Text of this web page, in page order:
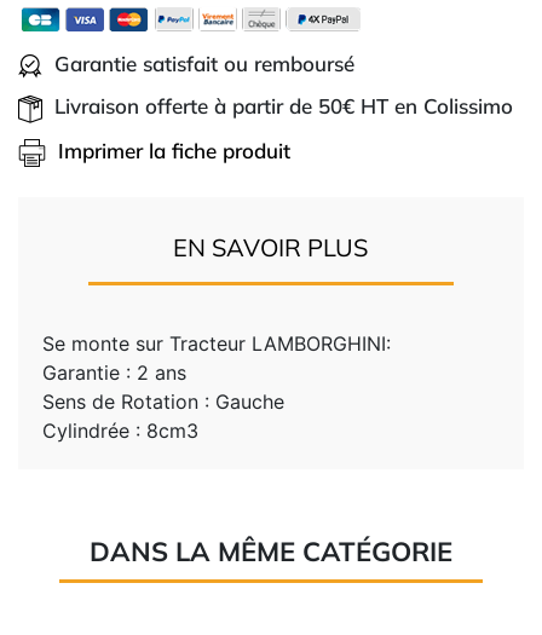
Garantie satisfait ou remboursé
Livraison offerte à partir de 50€ HT en Colissimo
Imprimer la fiche produit
EN SAVOIR PLUS
Se monte sur Tracteur LAMBORGHINI:
Garantie : 2 ans
Sens de Rotation : Gauche
Cylindrée : 8cm3
DANS LA MÊME CATÉGORIE